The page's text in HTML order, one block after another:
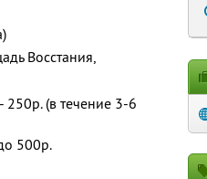
Восстания,
(в течение 3-6
500р.